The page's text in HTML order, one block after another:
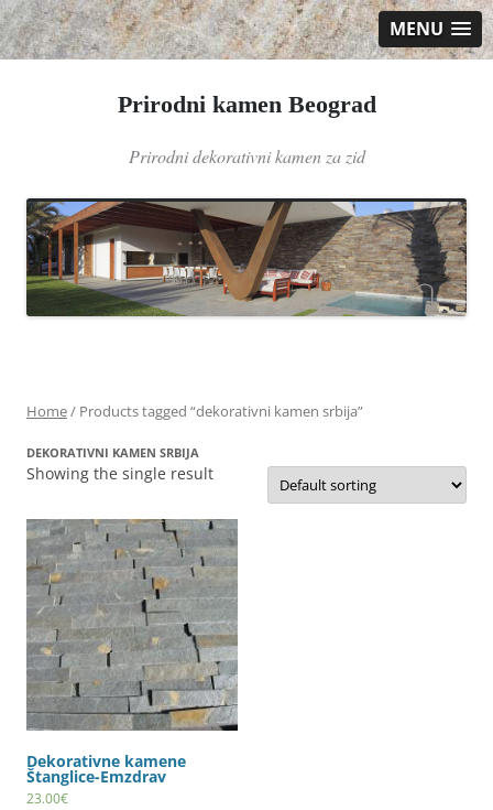
MENU
Prirodni kamen Beograd
Prirodni dekorativni kamen za zid
Home/ Products tagged “dekorativni kamen srbija”
DEKORATIVNI KAMEN SRBIJA
Showing the single result
Dekorativne kamene
Štanglice-Emzdrav
23.00€